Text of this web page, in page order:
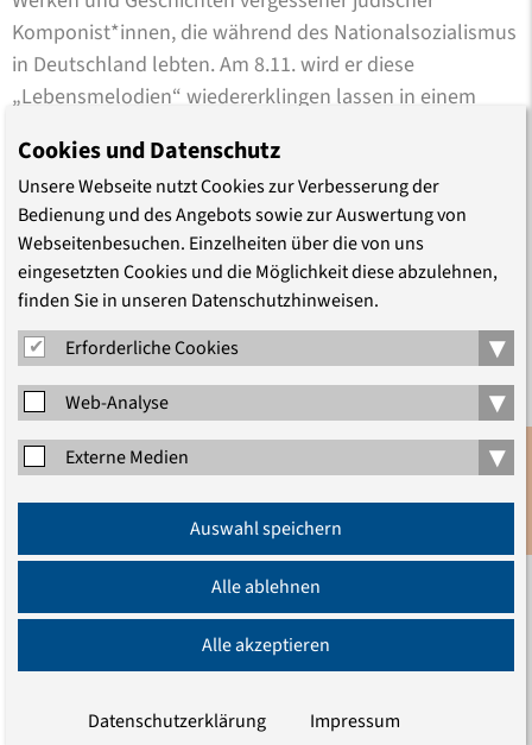
Komponist*innen, die während des Nationalsozialismus
in Deutschland lebten. Am 8.11. wird er diese
„Lebensmelodien“ wiedererklingen lassen in einem
Antisemitismus Judentum
Erschienen am 25.05.2020
von einer externen Quelle (Youtube) eingebunden. Wenn
Sie die Inhalte anzeigen lassen, werden
Verbindungsdaten an Youtube weitergegeben.
------------------------------
Anmeldung
Cookies und Datenschutz
Unsere Webseite nutzt Cookies zur Verbesserung der
Bedienung und des Angebots sowie zur Auswertung von
Webseitenbesuchen. Einzelheiten über die von uns
eingesetzten Cookies und die Möglichkeit diese abzulehnen,
finden Sie in unseren Datenschutzhinweisen.
Erforderliche Cookies
▾
Web-Analyse ▾
Externe Medien ▾
Auswahl speichern
Alle ablehnen
Alle akzeptieren
Datenschutzerklärung Impressum